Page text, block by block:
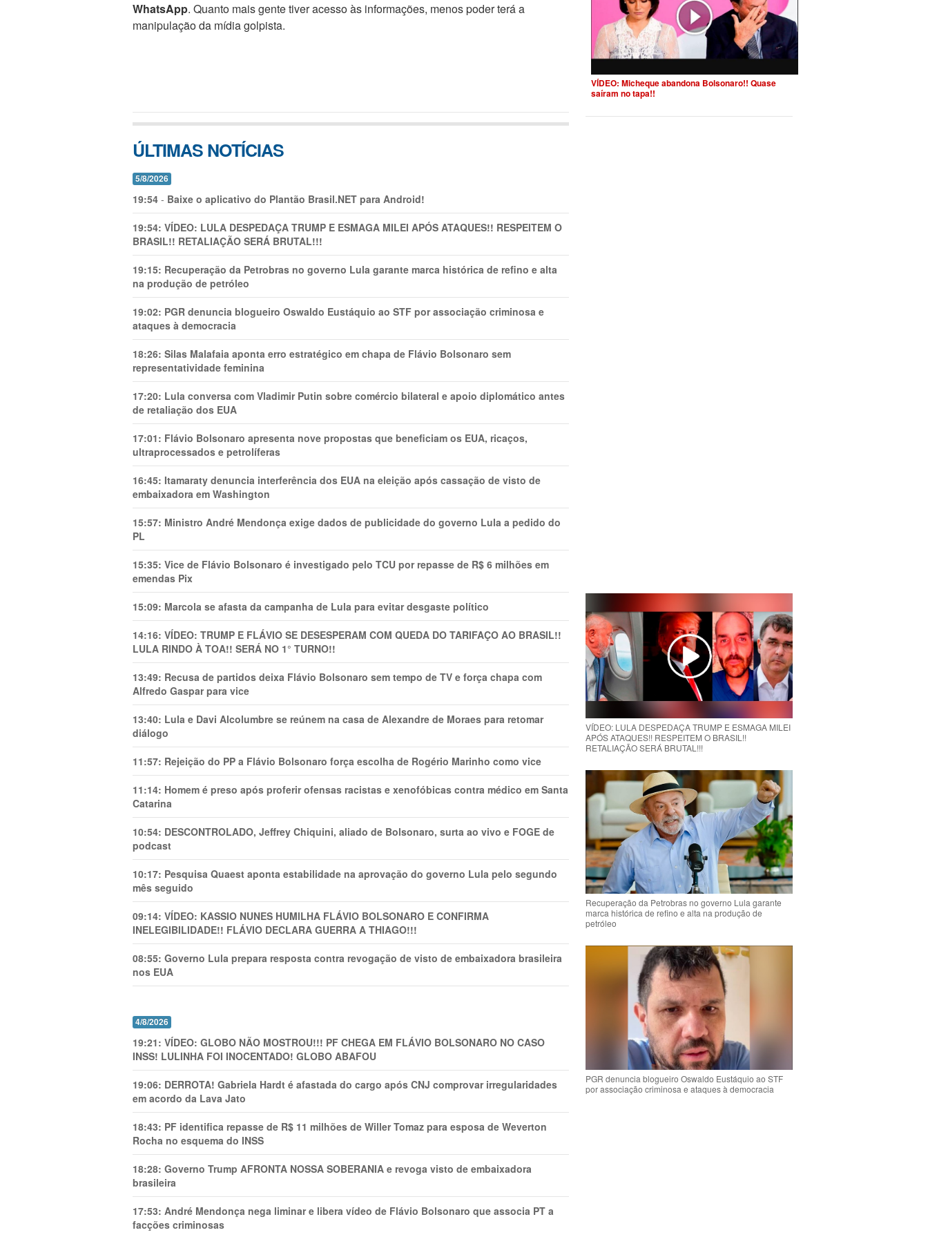
WhatsApp. Quanto mais gente tiver acesso às informações, menos poder terá a
manipulação da mídia golpista.
ÚLTIMAS NOTÍCIAS
5/8/2026
19:54 - Baixe o aplicativo do Plantão Brasil.NET para Android!
19:54: VÍDEO: LULA DESPEDAÇA TRUMP E ESMAGA MILEI APÓS ATAQUES!! RESPEITEM O
BRASIL!! RETALIAÇÃO SERÁ BRUTAL!!!
19:15: Recuperação da Petrobras no governo Lula garante marca histórica de refino e alta
na produção de petróleo
19:02: PGR denuncia blogueiro Oswaldo Eustáquio ao STF por associação criminosa e
ataques à democracia
18:26: Silas Malafaia aponta erro estratégico em chapa de Flávio Bolsonaro sem
representatividade feminina
17:20: Lula conversa com Vladimir Putin sobre comércio bilateral e apoio diplomático antes
de retaliação dos EUA
17:01: Flávio Bolsonaro apresenta nove propostas que beneficiam os EUA, ricaços,
ultraprocessados e petrolíferas
16:45: Itamaraty denuncia interferência dos EUA na eleição após cassação de visto de
embaixadora em Washington
15:57: Ministro André Mendonça exige dados de publicidade do governo Lula a pedido do
PL
15:35: Vice de Flávio Bolsonaro é investigado pelo TCU por repasse de R$ 6 milhões em
emendas Pix
15:09: Marcola se afasta da campanha de Lula para evitar desgaste político
14:16: VÍDEO: TRUMP E FLÁVIO SE DESESPERAM COM QUEDA DO TARIFAÇO AO BRASIL!!
LULA RINDO À TOA!! SERÁ NO 1° TURNO!!
13:49: Recusa de partidos deixa Flávio Bolsonaro sem tempo de TV e força chapa com
Alfredo Gaspar para vice
13:40: Lula e Davi Alcolumbre se reúnem na casa de Alexandre de Moraes para retomar
diálogo
11:57: Rejeição do PP a Flávio Bolsonaro força escolha de Rogério Marinho como vice
11:14: Homem é preso após proferir ofensas racistas e xenofóbicas contra médico em Santa
Catarina
10:54: DESCONTROLADO, Jeffrey Chiquini, aliado de Bolsonaro, surta ao vivo e FOGE de
podcast
10:17: Pesquisa Quaest aponta estabilidade na aprovação do governo Lula pelo segundo
mês seguido
09:14: VÍDEO: KASSIO NUNES HUMlLHA FLÁVIO BOLSONARO E CONFIRMA
INELEGIBILIDADE!! FLÁVIO DECLARA GUERRA A THIAGO!!!
08:55: Governo Lula prepara resposta contra revogação de visto de embaixadora brasileira
nos EUA
4/8/2026
19:21: VÍDEO: GLOBO NÃO MOSTROU!!! PF CHEGA EM FLÁVIO BOLSONARO NO CASO
INSS! LULINHA FOI INOCENTADO! GLOBO ABAFOU
19:06: DERROTA! Gabriela Hardt é afastada do cargo após CNJ comprovar irregularidades
em acordo da Lava Jato
18:43: PF identifica repasse de R$ 11 milhões de Willer Tomaz para esposa de Weverton
Rocha no esquema do INSS
18:28: Governo Trump AFRONTA NOSSA SOBERANIA e revoga visto de embaixadora
brasileira
17:53: André Mendonça nega liminar e libera vídeo de Flávio Bolsonaro que associa PT a
facções criminosas
VÍDEO: Micheque abandona Bolsonaro!! Quase
saíram no tapa!!
VÍDEO: LULA DESPEDAÇA TRUMP E ESMAGA MILEI
APÓS ATAQUES!! RESPEITEM O BRASIL!!
RETALIAÇÃO SERÁ BRUTAL!!!
Recuperação da Petrobras no governo Lula garante
marca histórica de refino e alta na produção de
petróleo
PGR denuncia blogueiro Oswaldo Eustáquio ao STF
por associação criminosa e ataques à democracia